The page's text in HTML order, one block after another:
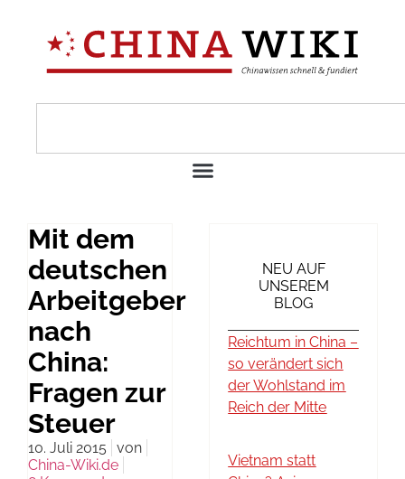
Mit dem
deutschen
Arbeitgeber
nach
China:
Fragen zur
Steuer
10. Juli 2015
von
China-Wiki.de
NEU AUF
UNSEREM
BLOG
Reichtum in China –
so verändert sich
der Wohlstand im
Reich der Mitte
Vietnam statt